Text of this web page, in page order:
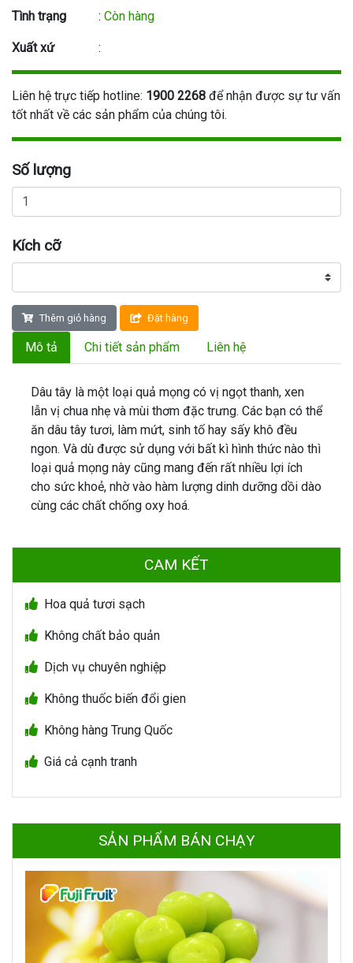
Tình trạng : Còn hàng
Xuất xứ :
Liên hệ trực tiếp hotline: 1900 2268 để nhận được sự tư vấn
tốt nhất về các sản phẩm của chúng tôi.
Số lượng
Kích cỡ
Thêm giỏ hàng Đặt hàng
Mô tả Chi tiết sản phẩm Liên hệ
Dâu tây là một loại quả mọng có vị ngọt thanh, xen
lẫn vị chua nhẹ và mùi thơm đặc trưng. Các bạn có thể
ăn dâu tây tươi, làm mứt, sinh tố hay sấy khô đều
ngon. Và dù được sử dụng với bất kì hình thức nào thì
loại quả mọng này cũng mang đến rất nhiều lợi ích
cho sức khoẻ, nhờ vào hàm lượng dinh dưỡng dồi dào
cùng các chất chống oxy hoá.
CAM KẾT
Hoa quả tươi sạch
Không chất bảo quản
Dịch vụ chuyên nghiệp
Không thuốc biến đổi gien
Không hàng Trung Quốc
Giá cả cạnh tranh
SẢN PHẨM BÁN CHẠY